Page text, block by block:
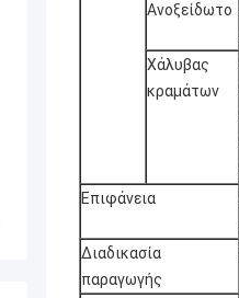
Ανοξείδωτο
Χάλυβας
κραμάτων
Επιφάνεια
Διαδικασία
παραγωγής